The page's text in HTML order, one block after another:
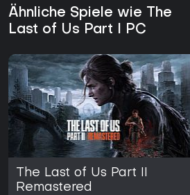
Ähnliche Spiele wie The
Last of Us Part I PC
The Last of Us Part II
Remastered